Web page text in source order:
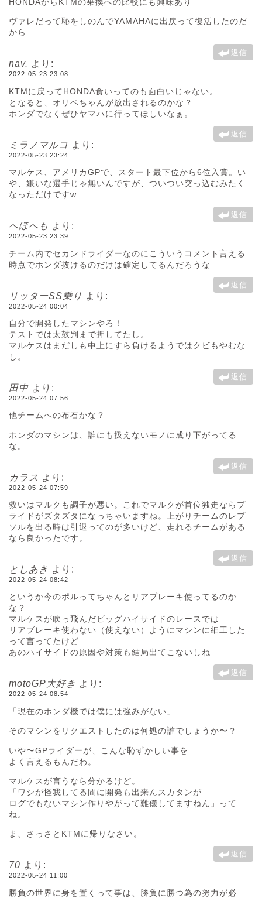
ヴァレだって恥をしのんでYAMAHAに出戻って復活したのだ
から
返信
nav. より:
2022-05-23 23:08
KTMに戻ってHONDA食いってのも面白いじゃない。
となると、オリベちゃんが放出されるのかな？
ホンダでなくぜひヤマハに行ってほしいなぁ。
返信
ミラノマルコ より:
2022-05-23 23:24
マルケス、アメリカGPで、スタート最下位から6位入賞。い
や、嫌いな選手じゃ無いんですが、ついつい突っ込むみたく
なっただけですw.
返信
へほへも より:
2022-05-23 23:39
チーム内でセカンドライダーなのにこういうコメント言える
時点でホンダ抜けるのだけは確定してるんだろうな
返信
リッターSS乗り より:
2022-05-24 00:04
自分で開発したマシンやろ！
テストでは太鼓判まで押してたし。
マルケスはまだしも中上にすら負けるようではクビもやむな
し。
返信
田中 より:
2022-05-24 07:56
他チームへの布石かな？
ホンダのマシンは、誰にも扱えないモノに成り下がってる
な。
返信
カラス より:
2022-05-24 07:59
救いはマルクも調子が悪い。これでマルクが首位独走ならプ
ライドがズタズタになっちゃいますね。上がりチームのレプ
ソルを出る時は引退ってのが多いけど、走れるチームがある
なら良かったです。
返信
としあき より:
2022-05-24 08:42
というか今のポルってちゃんとリアブレーキ使ってるのか
な？
マルケスが吹っ飛んだビッグハイサイドのレースでは
リアブレーキ使わない（使えない）ようにマシンに細工した
って言ってたけど
あのハイサイドの原因や対策も結局出てこないしね
返信
motoGP大好き より:
2022-05-24 08:54
「現在のホンダ機では僕には強みがない」
そのマシンをリクエストしたのは何処の誰でしょうか〜？
いや〜GPライダーが、こんな恥ずかしい事を
よく言えるもんだわ。
マルケスが言うなら分かるけど。
「ワシが怪我してる間に開発も出来んスカタンが
ログでもないマシン作りやがって難儀してますねん」って
ね。
ま、さっさとKTMに帰りなさい。
返信
70 より:
2022-05-24 11:00
勝負の世界に身を置くって事は、勝負に勝つ為の努力が必